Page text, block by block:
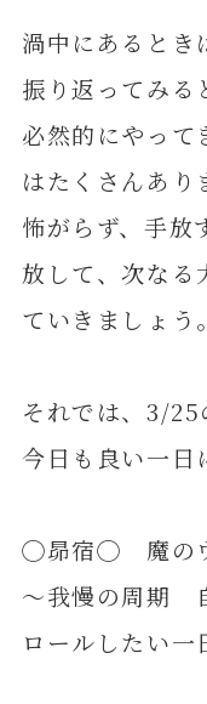
渦中にあるとき
振り返ってみる
必然的にやって
はたくさんあり
怖がらず、手放
放して、次なる
ていきましょう。
それでは、3/25
今日も良い一日
◯昴宿◯ 魔のウ
～我慢の周期
ロールしたい一